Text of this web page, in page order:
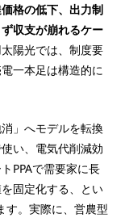
格の低下、出力制
収支が崩れるケー
陽光では、制度要
一本足は構造的に
」へモデルを転換
い、電気代削減効
PPAで需要家に長
固定化する、とい
す。実際に、営農型